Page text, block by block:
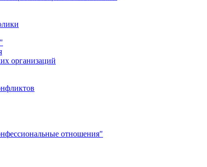
организаций
отношения"